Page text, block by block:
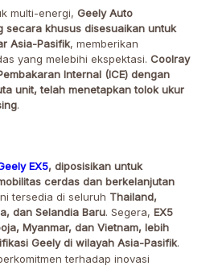
multi-energi, Geely Auto
secara khusus disesuaikan untuk
Asia-Pasifik, memberikan
yang melebihi ekspektasi. Coolray
Internal (ICE) dengan
unit, telah menetapkan tolok ukur
.
EX5, diposisikan untuk
cerdas dan berkelanjutan
tersedia di seluruh Thailand,
dan Selandia Baru. Segera, EX5
Myanmar, dan Vietnam, lebih
Geely di wilayah Asia-Pasifik.
terhadap inovasi